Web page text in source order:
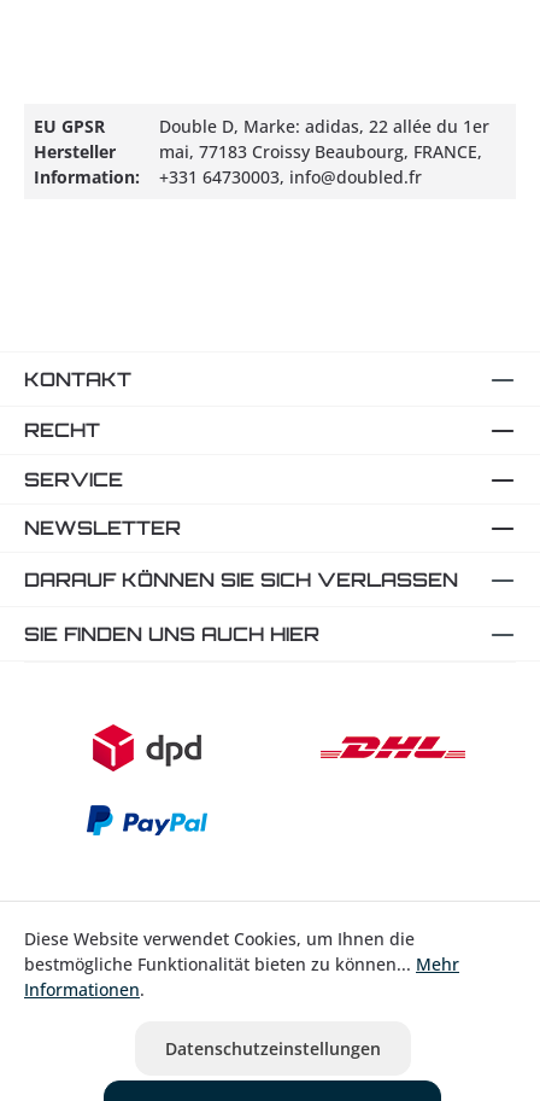
EU GPSR
Hersteller
Information:
Double D, Marke: adidas, 22 allée du 1er
mai, 77183 Croissy Beaubourg, FRANCE,
+331 64730003, info@doubled.fr
KONTAKT
RECHT
SERVICE
NEWSLETTER
DARAUF KÖNNEN SIE SICH VERLASSEN
SIE FINDEN UNS AUCH HIER
Bestellung widerrufen
ausgenommen Nicht EU-Länder
Diese Website verwendet Cookies, um Ihnen die
bestmögliche Funktionalität bieten zu können... Mehr
Informationen.
Datenschutzeinstellungen